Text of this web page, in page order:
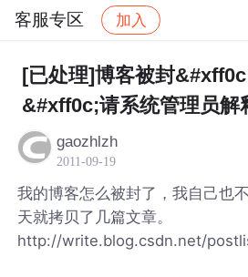
客服专区 加入
社区 客服专区 帖子详情
[已处理]博客被封
&#xff0c;请系统管理员解
gaozhlzh
2011-09-19
我的博客怎么被封了，我自己也
天就拷贝了几篇文章。
http://write.blog.csdn.net/